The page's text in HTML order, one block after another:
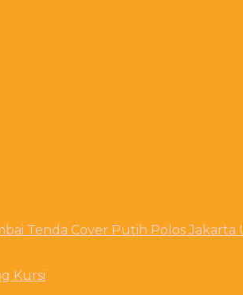
Tenda Cover Putih Polos Jakarta
Kursi